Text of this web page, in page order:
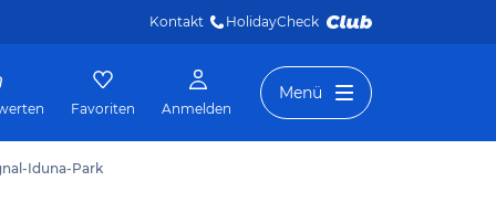
Kontakt HolidayCheck
Favoriten Anmelden
Menü
Iduna-Park